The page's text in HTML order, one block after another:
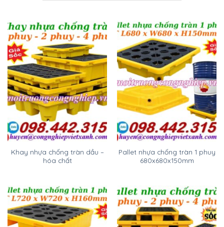
Khay nhựa chống tràn dầu –
hóa chất
Pallet nhựa chống tràn 1 phuy
680x680x150mm